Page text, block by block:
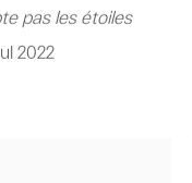
pas les étoiles
2022